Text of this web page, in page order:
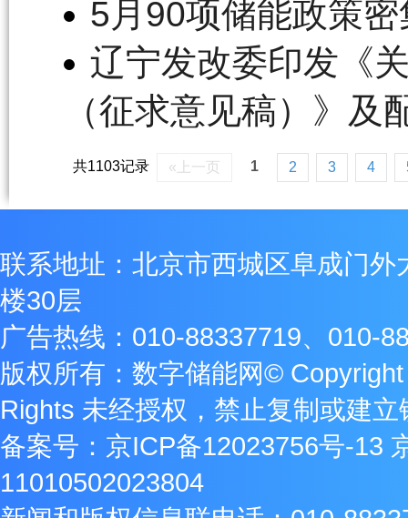
5月90项储能政策
辽宁发改委印发《
（征求意见稿）》及
共1103记录 «上一页 1 2 3 4
联系地址：北京市西城区阜成门外
楼30层
广告热线：010-88337719、010-
版权所有：数字储能网©
Rights 未经授权，禁止复制或建立
备案号： 京ICP备12023756号-13
11010502023804